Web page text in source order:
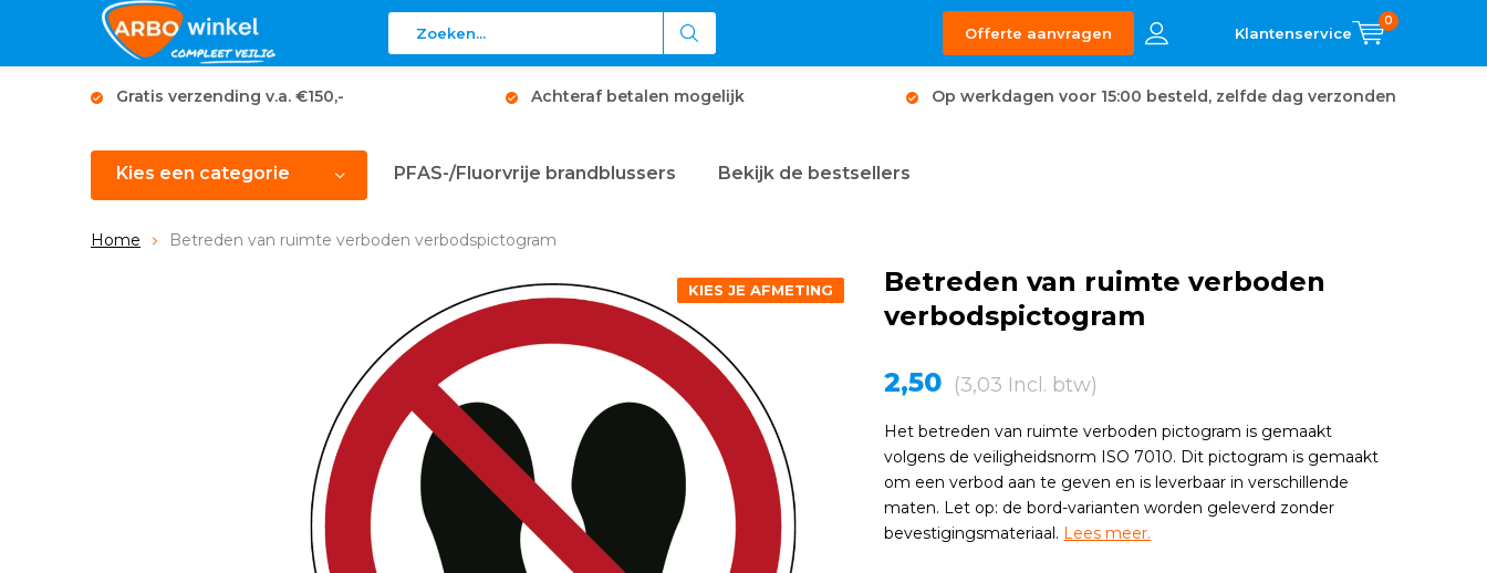
Offerte aanvragen
0
Gratis verzending v.a. €150,- Achteraf betalen mogelijk Op werkdagen voor 15:00 besteld, zelfde dag verzonden
Kies een categorie PFAS-/Fluorvrije brandblussers Bekijk de bestsellers
Home Betreden van ruimte verboden verbodspictogram
KIES JE AFMETING
Betreden van ruimte verboden
verbodspictogram
2,50 (3,03 Incl. btw)
Het betreden van ruimte verboden pictogram is gemaakt
volgens de veiligheidsnorm ISO 7010. Dit pictogram is gemaakt
om een verbod aan te geven en is leverbaar in verschillende
maten. Let op: de bord-varianten worden geleverd zonder
bevestigingsmateriaal. Lees meer.